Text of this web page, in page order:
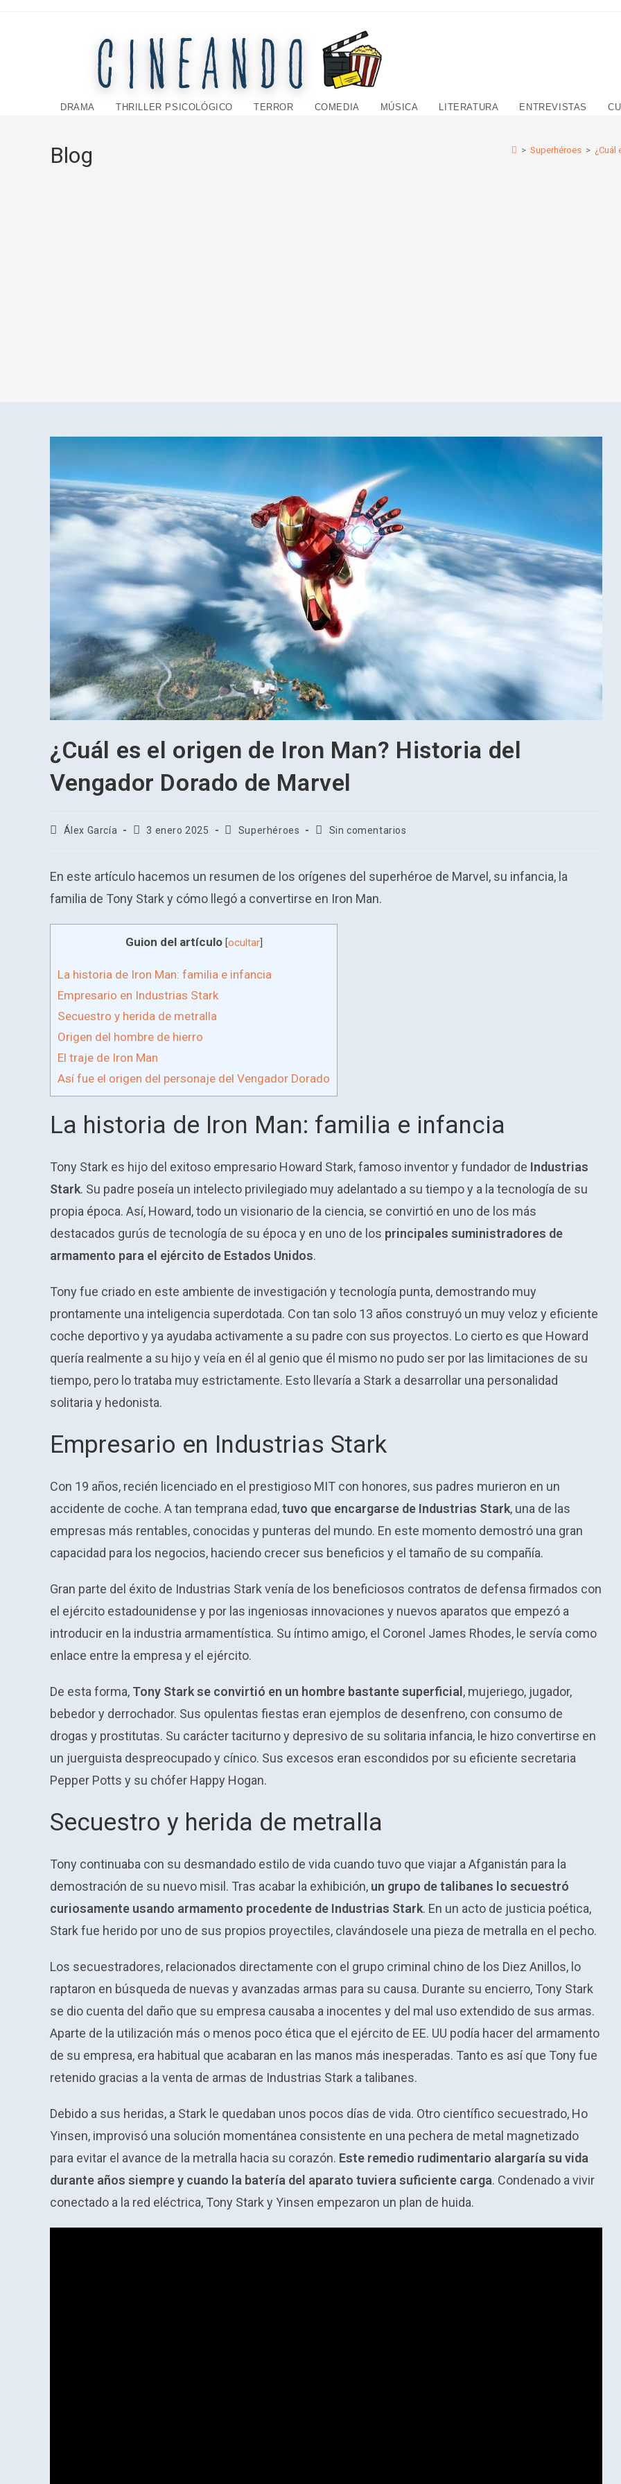
DRAMA THRILLER PSICOLÓGICO TERROR COMEDIA MÚSICA LITERATURA ENTREVISTAS
Blog > Superhéroes > ¿Cuál
¿Cuál es el origen de Iron Man? Historia del
Vengador Dorado de Marvel
AutorÁlex García
Publicación
entrada:
3 enero 2025
Categoría
Superhéroes
Comentarios
entrada:
Sin comentarios
En este artículo hacemos un resumen de los orígenes del superhéroe de Marvel, su infancia, la
familia de Tony Stark y cómo llegó a convertirse en Iron Man.
Guion del artículo [ocultar]
La historia de Iron Man: familia e infancia
Empresario en Industrias Stark
Secuestro y herida de metralla
Origen del hombre de hierro
El traje de Iron Man
Así fue el origen del personaje del Vengador Dorado
La historia de Iron Man: familia e infancia
Tony Stark es hijo del exitoso empresario Howard Stark, famoso inventor y fundador de Industrias
Stark. Su padre poseía un intelecto privilegiado muy adelantado a su tiempo y a la tecnología de su
propia época. Así, Howard, todo un visionario de la ciencia, se convirtió en uno de los más
destacados gurús de tecnología de su época y en uno de los principales suministradores de
armamento para el ejército de Estados Unidos.
Tony fue criado en este ambiente de investigación y tecnología punta, demostrando muy
prontamente una inteligencia superdotada. Con tan solo 13 años construyó un muy veloz y eficiente
coche deportivo y ya ayudaba activamente a su padre con sus proyectos. Lo cierto es que Howard
quería realmente a su hijo y veía en él al genio que él mismo no pudo ser por las limitaciones de su
tiempo, pero lo trataba muy estrictamente. Esto llevaría a Stark a desarrollar una personalidad
solitaria y hedonista.
Empresario en Industrias Stark
Con 19 años, recién licenciado en el prestigioso MIT con honores, sus padres murieron en un
accidente de coche. A tan temprana edad,tuvo que encargarse de Industrias Stark, una de las
empresas más rentables, conocidas y punteras del mundo. En este momento demostró una gran
capacidad para los negocios, haciendo crecer sus beneficios y el tamaño de su compañía.
Gran parte del éxito de Industrias Stark venía de los beneficiosos contratos de defensa firmados con
el ejército estadounidense y por las ingeniosas innovaciones y nuevos aparatos que empezó a
introducir en la industria armamentística. Su íntimo amigo, el Coronel James Rhodes, le servía como
enlace entre la empresa y el ejército.
De esta forma, Tony Stark se convirtió en un hombre bastante superficial, mujeriego, jugador,
bebedor y derrochador. Sus opulentas fiestas eran ejemplos de desenfreno, con consumo de
drogas y prostitutas. Su carácter taciturno y depresivo de su solitaria infancia, le hizo convertirse en
un juerguista despreocupado y cínico. Sus excesos eran escondidos por su eficiente secretaria
Pepper Potts y su chófer Happy Hogan.
Secuestro y herida de metralla
Tony continuaba con su desmandado estilo de vida cuando tuvo que viajar a Afganistán para la
demostración de su nuevo misil. Tras acabar la exhibición, un grupo de talibanes lo secuestró
curiosamente usando armamento procedente de Industrias Stark. En un acto de justicia poética,
Stark fue herido por uno de sus propios proyectiles, clavándosele una pieza de metralla en el pecho.
Los secuestradores, relacionados directamente con el grupo criminal chino de los Diez Anillos, lo
raptaron en búsqueda de nuevas y avanzadas armas para su causa. Durante su encierro, Tony Stark
se dio cuenta del daño que su empresa causaba a inocentes y del mal uso extendido de sus armas.
Aparte de la utilización más o menos poco ética que el ejército de EE. UU podía hacer del armamento
de su empresa, era habitual que acabaran en las manos más inesperadas. Tanto es así que Tony fue
retenido gracias a la venta de armas de Industrias Stark a talibanes.
Debido a sus heridas, a Stark le quedaban unos pocos días de vida. Otro científico secuestrado, Ho
Yinsen, improvisó una solución momentánea consistente en una pechera de metal magnetizado
para evitar el avance de la metralla hacia su corazón. Este remedio rudimentario alargaría su vida
durante años siempre y cuando la batería del aparato tuviera suficiente carga. Condenado a vivir
conectado a la red eléctrica, Tony Stark y Yinsen empezaron un plan de huida.